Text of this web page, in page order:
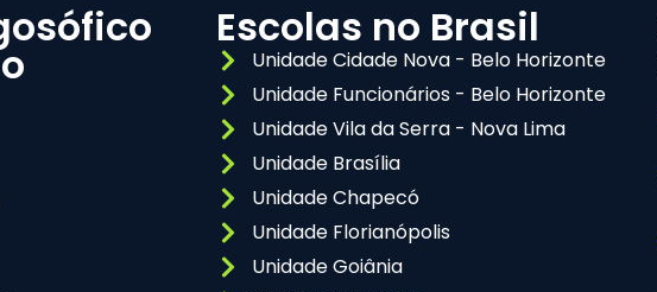
Escolas no Brasil
Unidade Cidade Nova - Belo Horizonte
Unidade Funcionários - Belo Horizonte
Unidade Vila da Serra - Nova Lima
Unidade Brasília
Unidade Chapecó
Unidade Florianópolis
Unidade Goiânia